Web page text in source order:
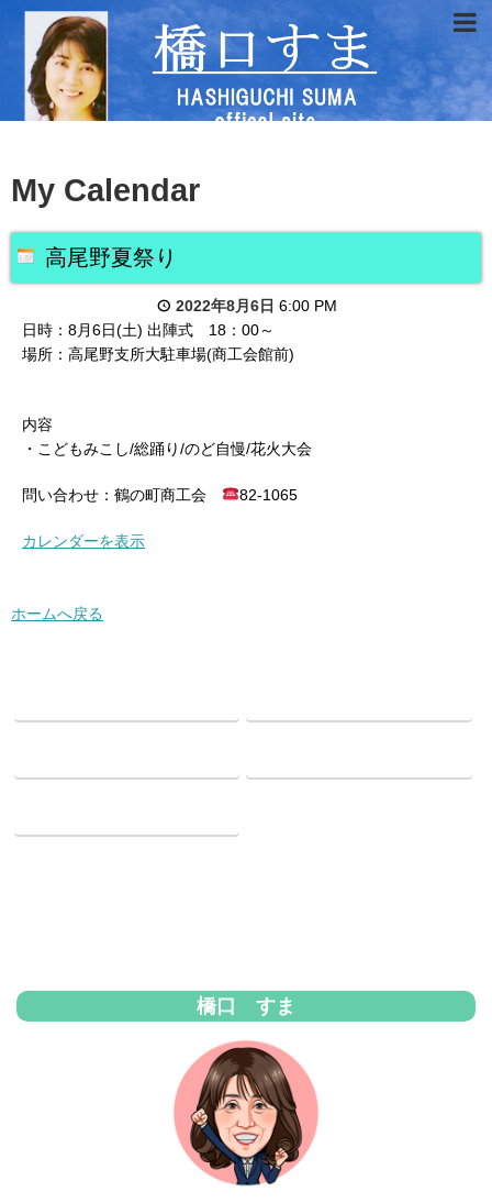
My Calendar
高尾野夏祭り
2022年8月6日 6:00 PM
日時：8月6日(土) 出陣式 18：00～
場所：高尾野支所大駐車場(商工会館前)
内容
・こどもみこし/総踊り/のど自慢/花火大会
問い合わせ：鶴の町商工会 82‐1065
カレンダーを表示
ホームへ戻る
橋口 すま